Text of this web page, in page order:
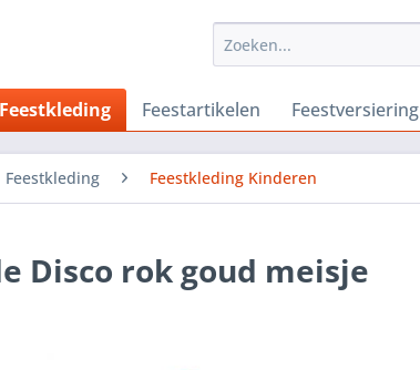
Feestkleding Feestartikelen Feestversiering
Feestkleding Feestkleding Kinderen
Disco rok goud meisje